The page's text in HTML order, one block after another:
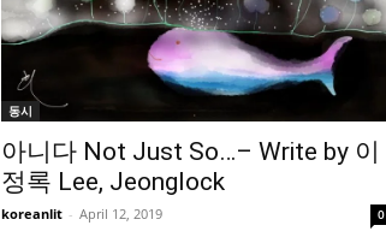
동시
아니다 Not Just So…– Write by 이
정록 Lee, Jeonglock
koreanlit - April 12, 2019 0